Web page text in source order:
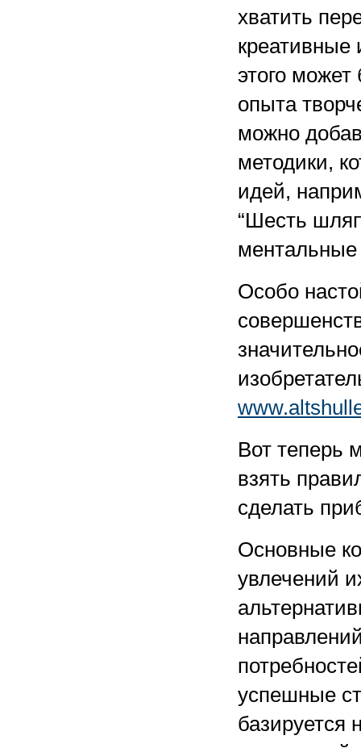
хватить
креативные
этого
опыта
можно
методики,
идей,
“Шесть
ментальные
Особо
Вот теперь
взять
сделать
Основные
увлечений
успешные
базируется